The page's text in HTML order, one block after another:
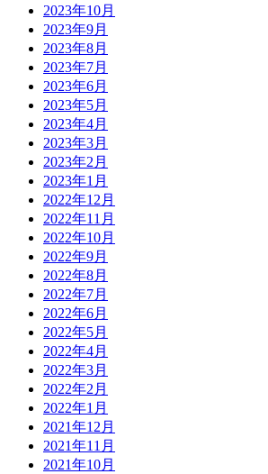
2023年10月
2023年9月
2023年8月
2023年7月
2023年6月
2023年5月
2023年4月
2023年3月
2023年2月
2023年1月
2022年12月
2022年11月
2022年10月
2022年9月
2022年8月
2022年7月
2022年6月
2022年5月
2022年4月
2022年3月
2022年2月
2022年1月
2021年12月
2021年11月
2021年10月